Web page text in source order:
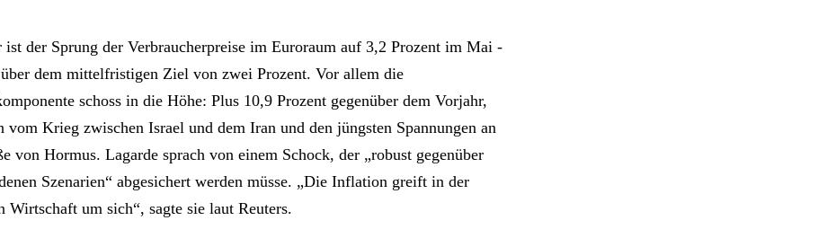
ist der Sprung der Verbraucherpreise im Euroraum auf 3,2 Prozent im Mai -
dem mittelfristigen Ziel von zwei Prozent. Vor allem die
schoss in die Höhe: Plus 10,9 Prozent gegenüber dem Vorjahr,
vom Krieg zwischen Israel und dem Iran und den jüngsten Spannungen an
von Hormus. Lagarde sprach von einem Schock, der „robust gegenüber
Szenarien“ abgesichert werden müsse. „Die Inflation greift in der
Wirtschaft um sich“, sagte sie laut Reuters.